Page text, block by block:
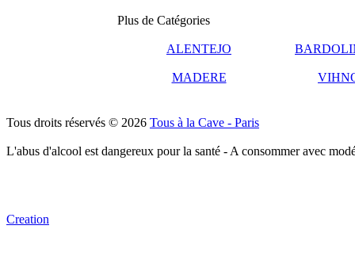
Plus de Catégories
ALENTEJO
MADERE
Tous droits réservés © 2026 Tous à la Cave - Paris
L'abus d'alcool est dangereux pour la santé - A consommer avec
Creation